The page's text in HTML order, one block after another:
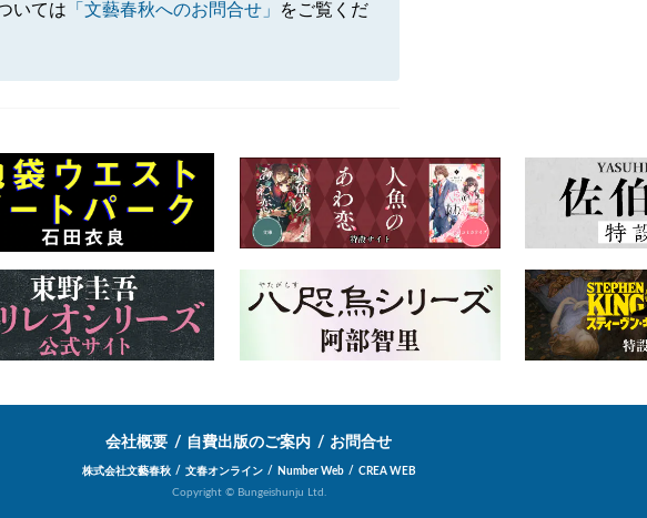
いては 「文藝春秋へのお問合せ」 をご覧くだ
会社概要 自費出版のご案内 お問合せ
株式会社文藝春秋 文春オンライン Number Web
CREA WEB
Copyright © Bungeishunju Ltd.